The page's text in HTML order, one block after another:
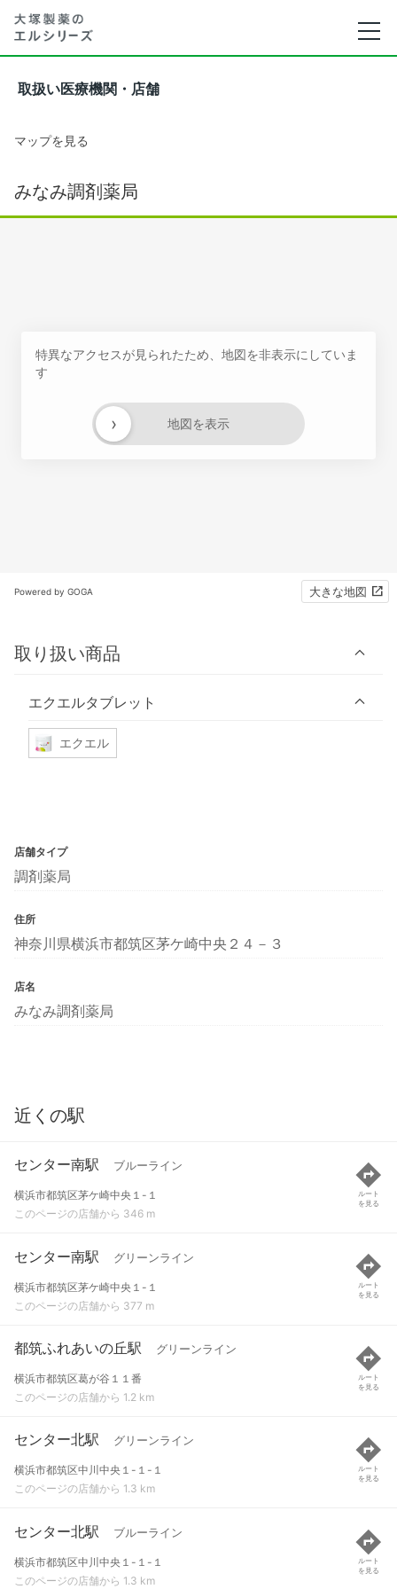
取扱い医療機関・店舗
マップを見る
みなみ調剤薬局
特異なアクセスが見られたため、地図を非表示にしていま
す
地図を表示
›
Powered by GOGA 大きな地図
取り扱い商品
エクエルタブレット
エクエル
店舗タイプ
調剤薬局
住所
神奈川県横浜市都筑区茅ケ崎中央２４－３
店名
みなみ調剤薬局
近くの駅
センター南駅 ブルーライン
横浜市都筑区茅ケ崎中央１-１
このページの店舗から 346 m
ルート
を見る
センター南駅 グリーンライン
横浜市都筑区茅ケ崎中央１-１
このページの店舗から 377 m
ルート
を見る
都筑ふれあいの丘駅 グリーンライン
横浜市都筑区葛が谷１１番
このページの店舗から 1.2 km
ルート
を見る
センター北駅 グリーンライン
横浜市都筑区中川中央１-１-１
このページの店舗から 1.3 km
ルート
を見る
センター北駅 ブルーライン
横浜市都筑区中川中央１-１-１
このページの店舗から 1.3 km
ルート
を見る